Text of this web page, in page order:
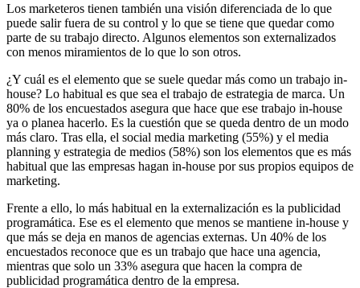
Los marketeros tienen también una visión diferenciada de lo que
puede salir fuera de su control y lo que se tiene que quedar como
parte de su trabajo directo. Algunos elementos son externalizados
con menos miramientos de lo que lo son otros.
¿Y cuál es el elemento que se suele quedar más como un trabajo in-
house? Lo habitual es que sea el trabajo de estrategia de marca. Un
80% de los encuestados asegura que hace que ese trabajo in-house
ya o planea hacerlo. Es la cuestión que se queda dentro de un modo
más claro. Tras ella, el social media marketing (55%) y el media
planning y estrategia de medios (58%) son los elementos que es más
habitual que las empresas hagan in-house por sus propios equipos de
marketing.
Frente a ello, lo más habitual en la externalización es la publicidad
programática. Ese es el elemento que menos se mantiene in-house y
que más se deja en manos de agencias externas. Un 40% de los
encuestados reconoce que es un trabajo que hace una agencia,
mientras que solo un 33% asegura que hacen la compra de
publicidad programática dentro de la empresa.